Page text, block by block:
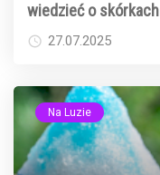
wiedzieć o skórkach
27.07.2025
Na Luzie